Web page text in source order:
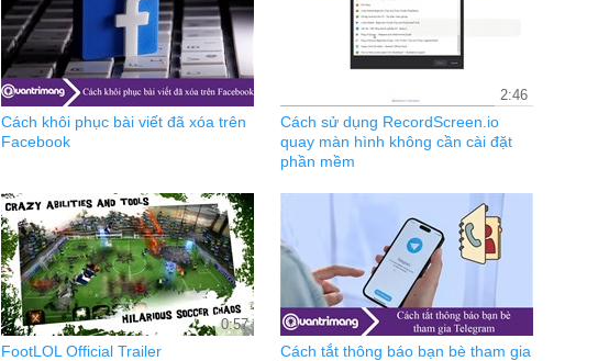
Cách khôi phục bài viết đã xóa trên
Facebook
2:46
Cách sử dụng RecordScreen.io
quay màn hình không cần cài đặt
phần mềm
0:57
FootLOL Official Trailer
Cách tắt thông báo bạn bè tham gia